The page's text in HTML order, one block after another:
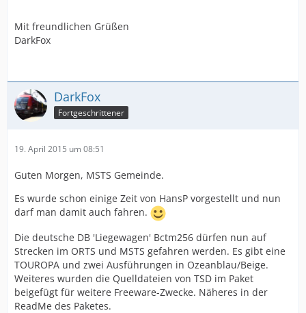
Mit freundlichen Grüßen
DarkFox
DarkFox
Fortgeschrittener
19. April 2015 um 08:51
Guten Morgen, MSTS Gemeinde.
Es wurde schon einige Zeit von HansP vorgestellt und nun
darf man damit auch fahren.
Die deutsche DB 'Liegewagen' Bctm256 dürfen nun auf
Strecken im ORTS und MSTS gefahren werden. Es gibt eine
TOUROPA und zwei Ausführungen in Ozeanblau/Beige.
Weiteres wurden die Quelldateien von TSD im Paket
beigefügt für weitere Freeware-Zwecke. Näheres in der
ReadMe des Paketes.